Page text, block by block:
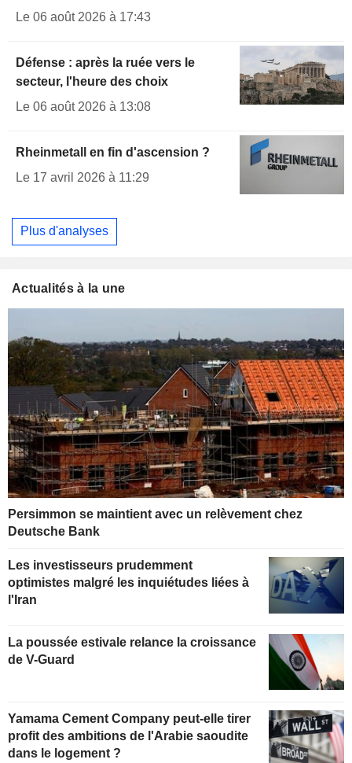
Le 06 août 2026 à 17:43
Défense : après la ruée vers le
secteur, l'heure des choix
Le 06 août 2026 à 13:08
Rheinmetall en fin d'ascension ?
Le 17 avril 2026 à 11:29
Plus d'analyses
Actualités à la une
Persimmon se maintient avec un relèvement chez
Deutsche Bank
Les investisseurs prudemment
optimistes malgré les inquiétudes liées à
l'Iran
La poussée estivale relance la croissance
de V-Guard
Yamama Cement Company peut-elle tirer
profit des ambitions de l'Arabie saoudite
dans le logement ?